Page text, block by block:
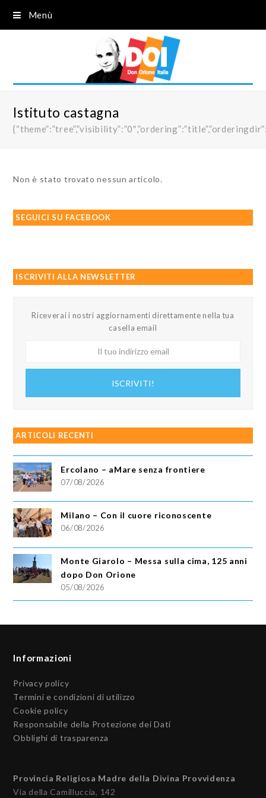
Menù
Istituto castagna
Non è stato trovato nessun articolo.
SEGUICI SU FACEBOOK
ISCRIVITI ALLA NEWSLETTER
Riceverai i nostri aggiornamenti direttamente nella tua
casella email
ISCRIVITI!
ARTICOLI RECENTI
Ercolano – aMare senza frontiere
07/08/2026
Milano – Con il cuore riconoscente
06/08/2026
Monte Giarolo – Messa sulla cima, 125 anni
dopo Don Orione
05/08/2026
Informazioni
Privacy policy
Termini e condizioni di utilizzo
Cookie policy
Responsabile della Protezione dei Dati
Obblighi di trasparenza
Provincia Religiosa Madre della Divina Provvidenza
Via della Camilluccia, 142